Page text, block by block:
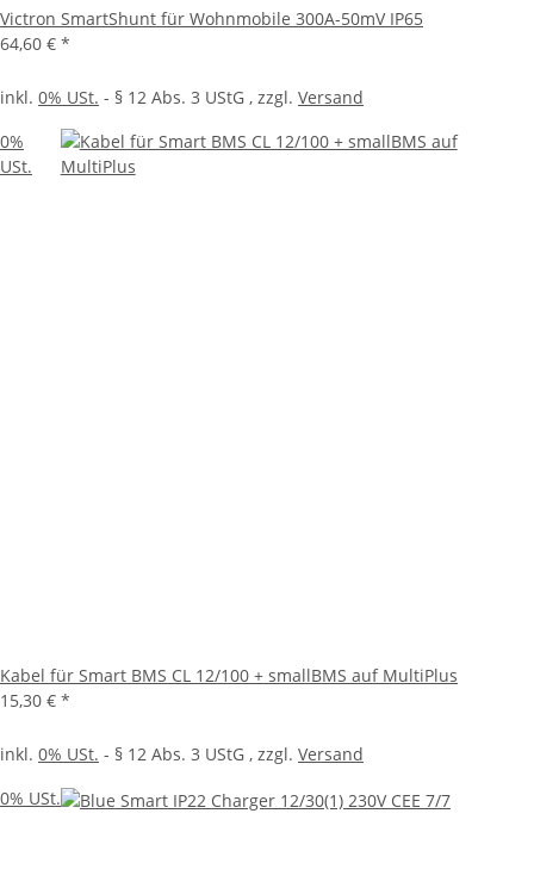
Victron SmartShunt für Wohnmobile 300A-50mV IP65
64,60 € *
inkl. 0% USt. - § 12 Abs. 3 UStG , zzgl. Versand
0%
USt.
Kabel für Smart BMS CL 12/100 + smallBMS auf MultiPlus
15,30 € *
inkl. 0% USt. - § 12 Abs. 3 UStG , zzgl. Versand
0% USt.